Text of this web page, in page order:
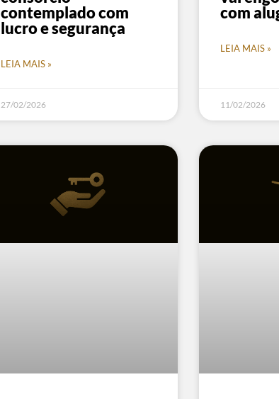
contemplado com
lucro e segurança
LEIA MAIS »
27/02/2026
com
LEIA MAIS »
11/02/2026